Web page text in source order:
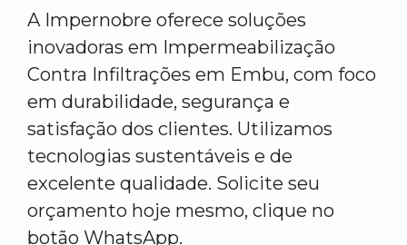
A Impernobre oferece soluções
inovadoras em Impermeabilização
Contra Infiltrações em Embu, com foco
em durabilidade, segurança e
satisfação dos clientes. Utilizamos
tecnologias sustentáveis e de
excelente qualidade. Solicite seu
orçamento hoje mesmo, clique no
botão WhatsApp.